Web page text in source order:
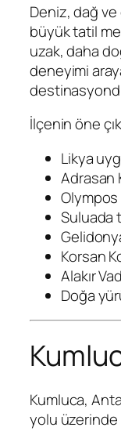
Deniz, dağ
büyük tatil
uzak, daha
deneyimi
İlçenin öne
Likya
Adrasan
Suluada
Korsan
Alakır
Doğa
Kumluca,
yolu üzerinde